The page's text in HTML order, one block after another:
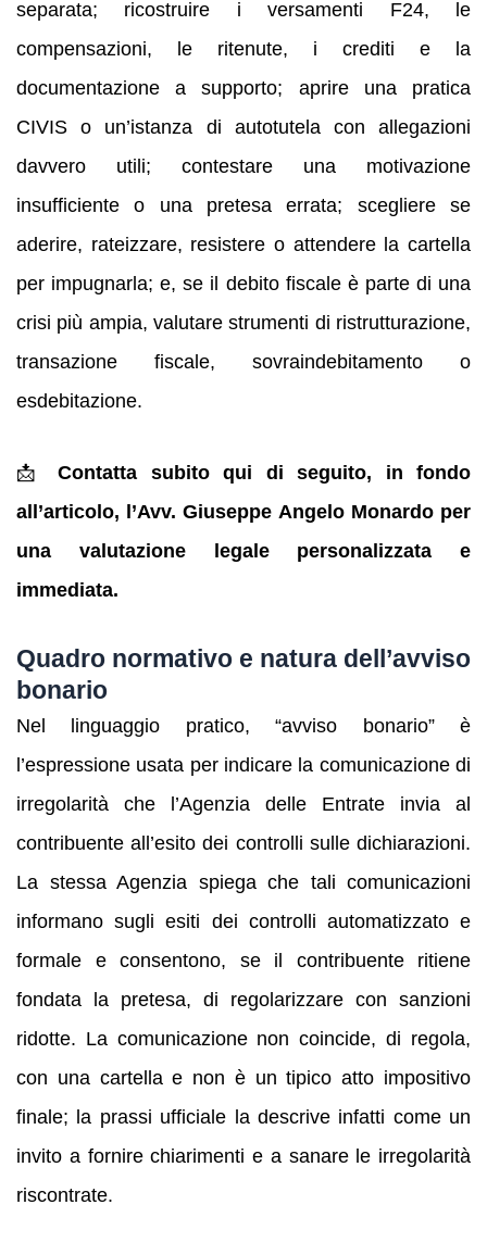
separata; ricostruire i versamenti F24, le
compensazioni, le ritenute, i crediti e la
documentazione a supporto; aprire una pratica
CIVIS o un’istanza di autotutela con allegazioni
davvero utili; contestare una motivazione
insufficiente o una pretesa errata; scegliere se
aderire, rateizzare, resistere o attendere la cartella
per impugnarla; e, se il debito fiscale è parte di una
crisi più ampia, valutare strumenti di ristrutturazione,
transazione fiscale, sovraindebitamento o
esdebitazione.
📩 Contatta subito qui di seguito, in fondo
all’articolo, l’Avv. Giuseppe Angelo Monardo per
una valutazione legale personalizzata e
immediata.
Quadro normativo e natura dell’avviso
bonario
Nel linguaggio pratico, “avviso bonario” è
l’espressione usata per indicare la comunicazione di
irregolarità che l’Agenzia delle Entrate invia al
contribuente all’esito dei controlli sulle dichiarazioni.
La stessa Agenzia spiega che tali comunicazioni
informano sugli esiti dei controlli automatizzato e
formale e consentono, se il contribuente ritiene
fondata la pretesa, di regolarizzare con sanzioni
ridotte. La comunicazione non coincide, di regola,
con una cartella e non è un tipico atto impositivo
finale; la prassi ufficiale la descrive infatti come un
invito a fornire chiarimenti e a sanare le irregolarità
riscontrate.